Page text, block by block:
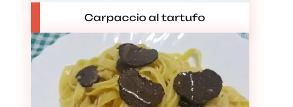
Carpaccio al tartufo